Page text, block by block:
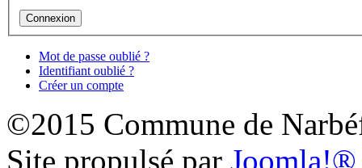
Mot de passe oublié ?
Identifiant oublié ?
Créer un compte
©2015 Commune de
Site propulsé par Joomla!®